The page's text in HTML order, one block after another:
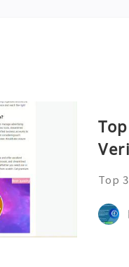
Top
am: